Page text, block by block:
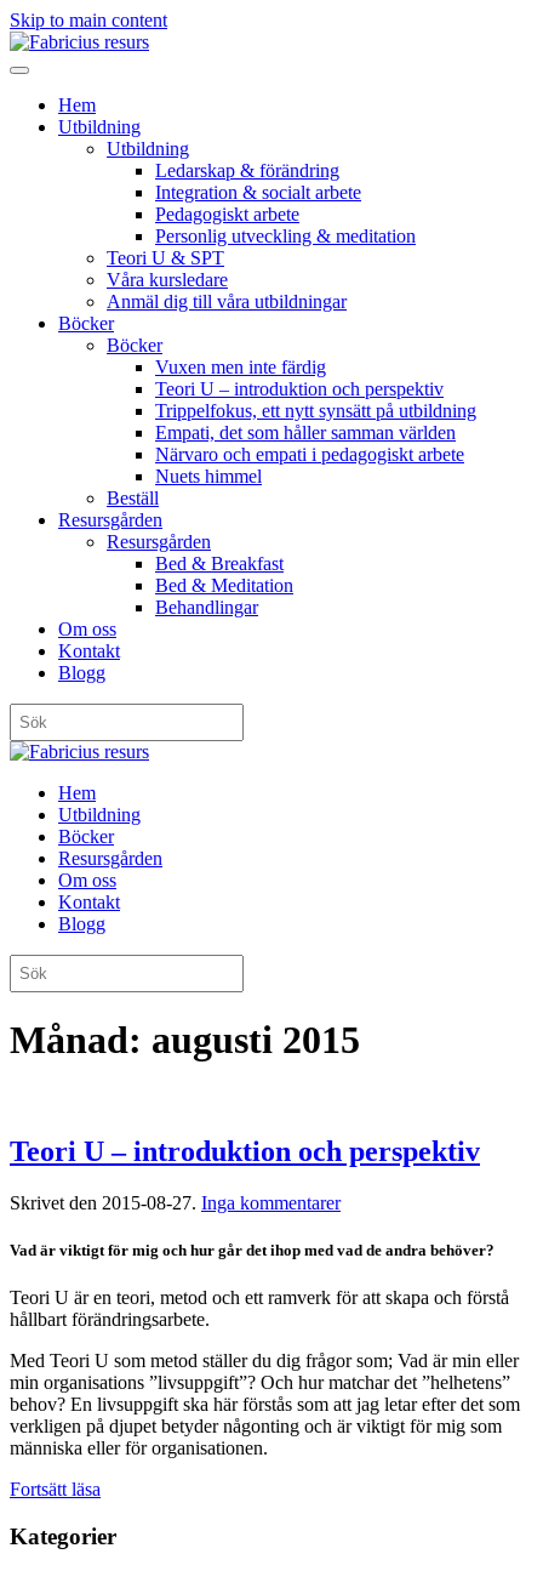
Skip to main content
Hem
Utbildning
Utbildning
Ledarskap & förändring
Integration & socialt arbete
Pedagogiskt arbete
Personlig utveckling & meditation
Teori U & SPT
Våra kursledare
Anmäl dig till våra utbildningar
Böcker
Böcker
Vuxen men inte färdig
Teori U – introduktion och perspektiv
Trippelfokus, ett nytt synsätt på utbildning
Empati, det som håller samman världen
Närvaro och empati i pedagogiskt arbete
Nuets himmel
Beställ
Resursgården
Resursgården
Bed & Breakfast
Bed & Meditation
Behandlingar
Om oss
Kontakt
Blogg
Hem
Utbildning
Böcker
Resursgården
Om oss
Kontakt
Blogg
Månad: augusti 2015
Teori U – introduktion och perspektiv
Skrivet den 2015-08-27. Inga kommentarertill
U
introduktion
och
Vad är viktigt för mig och hur går det ihop med vad de andra behöver?
Teori U är en teori, metod och ett ramverk för att skapa och förstå
hållbart förändringsarbete.
Med Teori U som metod ställer du dig frågor som; Vad är min eller
min organisations ”livsuppgift”? Och hur matchar det ”helhetens”
behov? En livsuppgift ska här förstås som att jag letar efter det som
verkligen på djupet betyder någonting och är viktigt för mig som
människa eller för organisationen.
Fortsätt läsa
Kategorier